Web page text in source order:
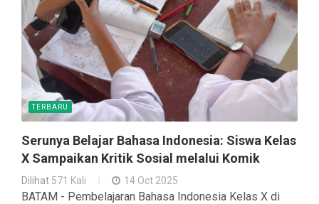
TERBARU
Serunya Belajar Bahasa Indonesia: Siswa Kelas
X Sampaikan Kritik Sosial melalui Komik
Dilihat 571 Kali 14 Oct 2025
BATAM - Pembelajaran Bahasa Indonesia Kelas X di